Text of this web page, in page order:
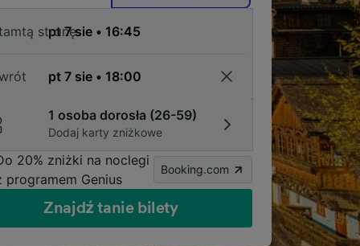
stronę
1 osoba dorosła (26-59)
Dodaj karty zniżkowe
20% zniżki na noclegi
programem Genius
Booking.com
Znajdź tanie bilety